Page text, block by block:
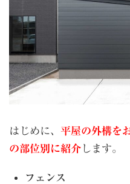
はじめに、 平屋の外構を
の部位別に紹介 します。
フェンス